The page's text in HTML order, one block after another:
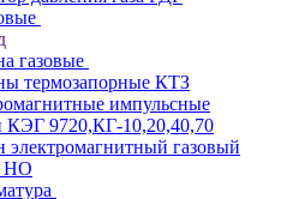
газовые
термозапорные КТЗ
импульсные
КЭГ 9720,КГ-10,20,40,70
электромагнитный газовый
НО